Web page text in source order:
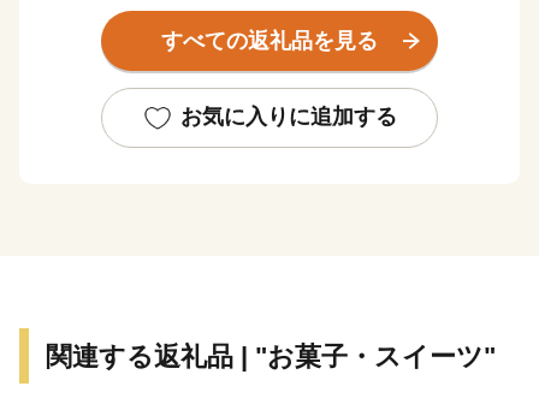
べ・田辺の梅システム」の２つの世界遺産を有していま
す。旅人を癒す温泉、海の幸、山の幸などたくさんの魅
すべての返礼品を見る
お気に入りに追加する
関連する返礼品 | "お菓子・スイーツ"